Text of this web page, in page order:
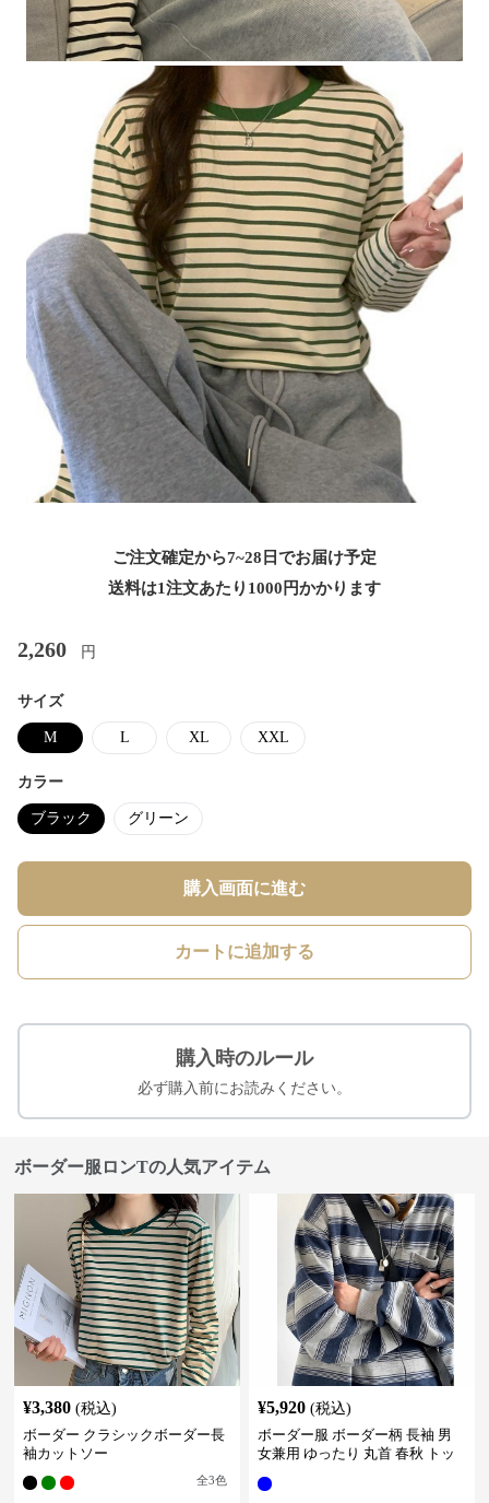
ご注文確定から7~28日でお届け予定
送料は1注文あたり 1000 円かかります
2,260 円
サイズ
M L XL XXL
カラー
ブラック グリーン
購入画面に進む
カートに追加する
購入時のルール
必ず購入前にお読みください。
ボーダー服ロンTの人気アイテム
¥3,380 (税込)
ボーダー クラシックボーダー長
袖カットソー
全3色
¥5,920 (税込)
ボーダー服 ボーダー柄 長袖 男
女兼用 ゆったり 丸首 春秋 トッ